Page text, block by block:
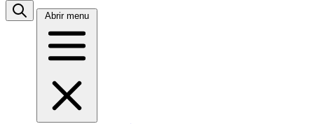
Abrir menu